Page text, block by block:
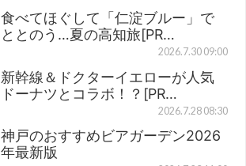
食べてほぐして「仁淀ブルー」で
ととのう…夏の高知旅[PR…
2026.7.30 09:00
新幹線＆ドクターイエローが人気
ドーナツとコラボ！？[PR…
2026.7.28 08:30
神戸のおすすめビアガーデン2026
年最新版